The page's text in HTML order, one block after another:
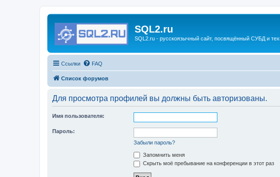
SQL2.ru
SQL2.ru - русскоязычный сайт, посвящённый СУБД и
Ссылки FAQ
Список форумов
Для просмотра профилей вы должны быть авторизованы.
Имя пользователя:
Пароль:
Забыли пароль?
Запомнить меня
Скрыть моё пребывание на конференции в этот раз